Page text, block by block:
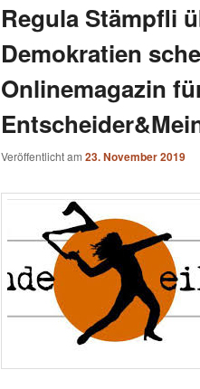
Regula Stämpfli
Demokratien
Onlinemagazin
Veröffentlicht am 23. November 2019